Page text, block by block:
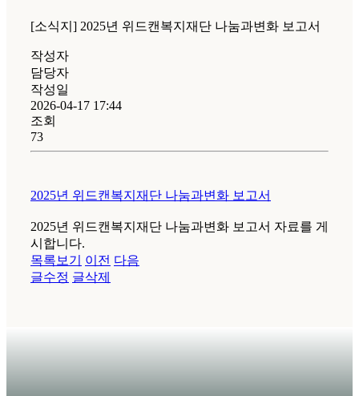
[소식지] 2025년 위드캔복지재단 나눔과변화 보고서
작성자
담당자
작성일
2026-04-17 17:44
조회
73
2025년 위드캔복지재단 나눔과변화 보고서
2025년 위드캔복지재단 나눔과변화 보고서 자료를 게
시합니다.
목록보기
이전 다음
글수정 글삭제